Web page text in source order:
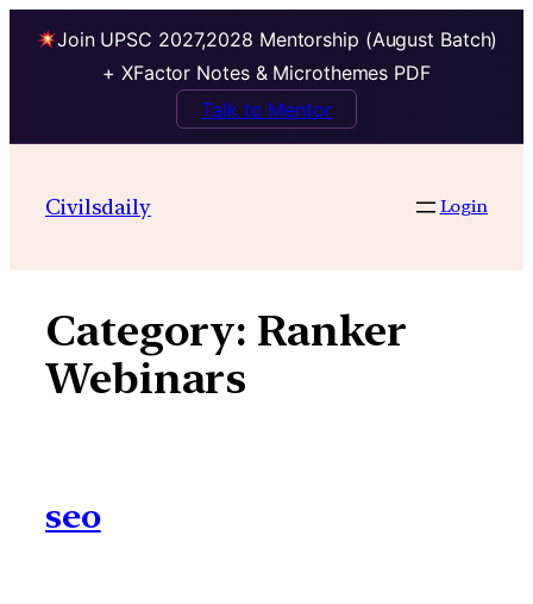
Join UPSC 2027,2028 Mentorship (August Batch)
+ XFactor Notes & Microthemes PDF
Talk to Mentor
contentCivilsdaily Login
Category: Ranker
Webinars
seo